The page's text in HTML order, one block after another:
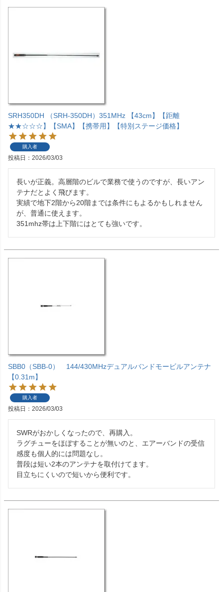
SRH350DH （SRH-350DH）351MHz 【43cm】【距離
★★☆☆☆】【SMA】【携帯用】【特別ステージ価格】
購入者
投稿日 2026/03/03
長いが正義。高層階のビルで業務で使うのですが、長いアン
テナだとよく飛びます。
実績で地下2階から20階までは条件にもよるかもしれません
が、普通に使えます。
351mhz帯は上下階にはとても強いです。
SBB0（SBB-0） 144/430MHzデュアルバンドモービルアンテナ
【0.31m】
購入者
投稿日 2026/03/03
SWRがおかしくなったので、再購入。
ラグチューをほぼすることが無いのと、エアーバンドの受信
感度も個人的には問題なし。
普段は短い2本のアンテナを取付けてます。
目立ちにくいので短いから便利です。